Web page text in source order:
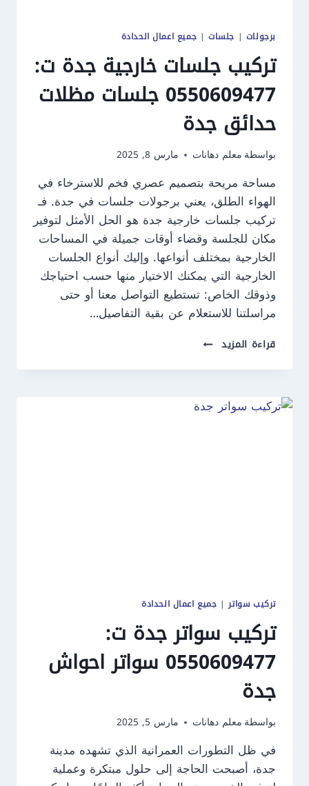
برجولات | جلسات| جميع اعمال الحدادة
تركيب جلسات خارجية جدة ت:
0550609477 جلسات مظلات
حدائق جدة
بواسطة معلم دهانات مارس 8, 2025
مساحة مريحة بتصميم عصري فخم للاسترخاء في
الهواء الطلق، يعني برجولات جلسات في جدة. فـ
تركيب جلسات خارجية جدة هو الحل الأمثل لتوفير
مكان للجلسة وقضاء أوقات جميلة في المساحات
الخارجية بمختلف أنواعها. وإليك أنواع الجلسات
الخارجية التي يمكنك الاختيار منها حسب احتياجك
وذوقك الخاص: تستطيع التواصل معنا أو حتى
مراسلتنا للاستعلام عن بقية التفاصيل…
قراءة المزيد تركيب
خارجية
0550609477
تركيب سواتر| جميع اعمال الحدادة
تركيب سواتر جدة ت:
0550609477 سواتر احواش
جدة
بواسطة معلم دهانات مارس 5, 2025
في ظل التطورات العمرانية الذي تشهده مدينة
جدة، أصبحت الحاجة إلى حلول مبتكرة وعملية